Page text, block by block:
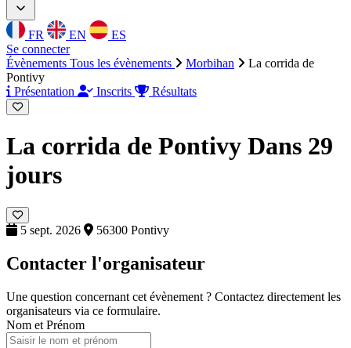
FR EN
ES
Se connecter
Évènements Tous les évènements Morbihan
La corrida de
Pontivy
Présentation
Inscrits Résultats
La corrida de Pontivy Dans 29
jours
5 sept. 2026 56300 Pontivy
Contacter l'organisateur
Une question concernant cet évènement ? Contactez directement les
organisateurs via ce formulaire.
Nom et Prénom